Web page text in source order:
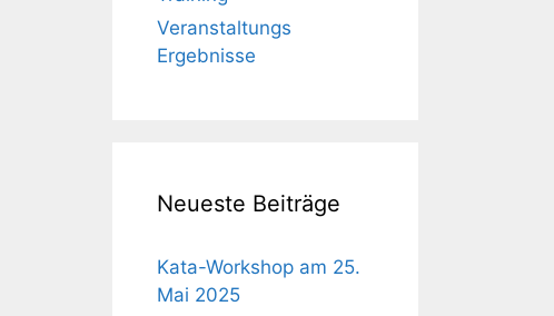
Veranstaltungs
Ergebnisse
Neueste Beiträge
Kata-Workshop am 25.
Mai 2025